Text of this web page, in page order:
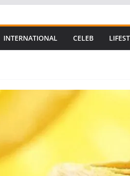
INTERNATIONAL CELEB